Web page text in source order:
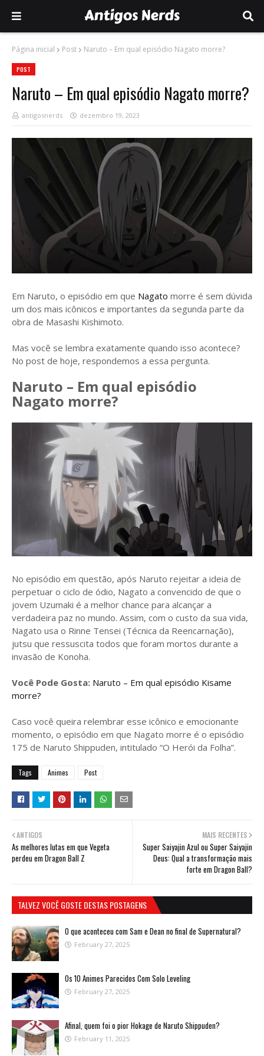
Página inicial Post Naruto – Em qual episódio Nagato morre?
POST
Naruto – Em qual episódio Nagato morre?
antigosnerds dezembro 19, 2023
Em Naruto, o episódio em que Nagato morre é sem dúvida
um dos mais icônicos e importantes da segunda parte da
obra de Masashi Kishimoto.
Mas você se lembra exatamente quando isso acontece?
No post de hoje, respondemos a essa pergunta.
Naruto – Em qual episódio
Nagato morre?
No episódio em questão, após Naruto rejeitar a ideia de
perpetuar o ciclo de ódio, Nagato a convencido de que o
jovem Uzumaki é a melhor chance para alcançar a
verdadeira paz no mundo. Assim, com o custo da sua vida,
Nagato usa o Rinne Tensei (Técnica da Reencarnação),
jutsu que ressuscita todos que foram mortos durante a
invasão de Konoha.
Você Pode Gosta: Naruto – Em qual episódio Kisame
morre?
Caso você queira relembrar esse icônico e emocionante
momento, o episódio em que Nagato morre é o episódio
175 de Naruto Shippuden, intitulado “O Herói da Folha”.
Tags Animes Post
MAIS RECENTES
Super Saiyajin Azul ou Super Saiyajin
Deus: Qual a transformação mais
forte em Dragon Ball?
ANTIGOS
As melhores lutas em que Vegeta
perdeu em Dragon Ball Z
TALVEZ VOCÊ GOSTE DESTAS POSTAGENS
O que aconteceu com Sam e Dean no final de Supernatural?
February 27, 2025
Os 10 Animes Parecidos Com Solo Leveling
February 27, 2025
Afinal, quem foi o pior Hokage de Naruto Shippuden?
February 11, 2025